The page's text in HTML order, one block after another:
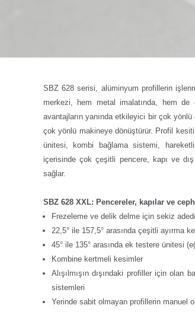
SBZ 628 serisi, alüminyum profillerin
merkezi, hem metal imalatında, hem de
avantajların yanında etkileyici bir çok
çok yönlü makineye dönüştürür. Profil
ünitesi, kombi bağlama sistemi,
içerisinde çok çeşitli pencere, kapı ve
sağlar.
SBZ 628 XXL: Pencereler, kapılar ve
Frezeleme ve delik delme için sekiz
22,5° ile 157,5° arasında çeşitli ayırma
45° ile 135° arasında ek testere ünitesi
Kombine kertmeli kesimler
Alışılmışın dışındaki profiller için olan
sistemleri
Yerinde sabit olmayan profillerin manuel